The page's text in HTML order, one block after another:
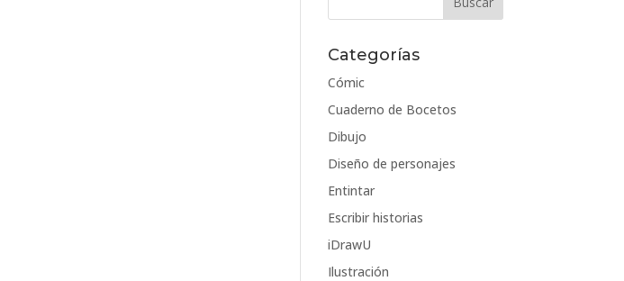
Categorías
Cómic
Cuaderno de Bocetos
Dibujo
Diseño de personajes
Entintar
Escribir historias
iDrawU
Ilustración